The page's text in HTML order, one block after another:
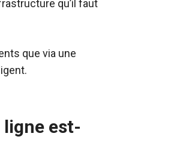
qu’il faut
que via une
ligne est-